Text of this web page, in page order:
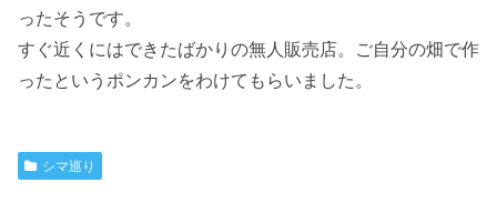
ったそうです。
すぐ近くにはできたばかりの無人販売店。ご自分の畑で作
ったというポンカンをわけてもらいました。
シマ巡り